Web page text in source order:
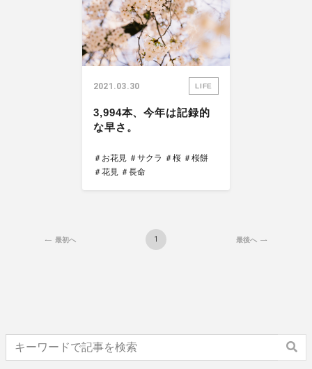
2021.03.30 LIFE
3,994本、今年は記録的
な早さ。
＃お花見 ＃サクラ ＃桜 ＃桜餅
＃花見 ＃長命
最初へ 1 最後へ